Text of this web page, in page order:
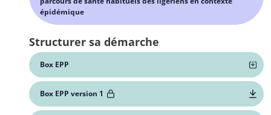
épidémique
Structurer sa démarche
Box EPP
Box EPP version 1